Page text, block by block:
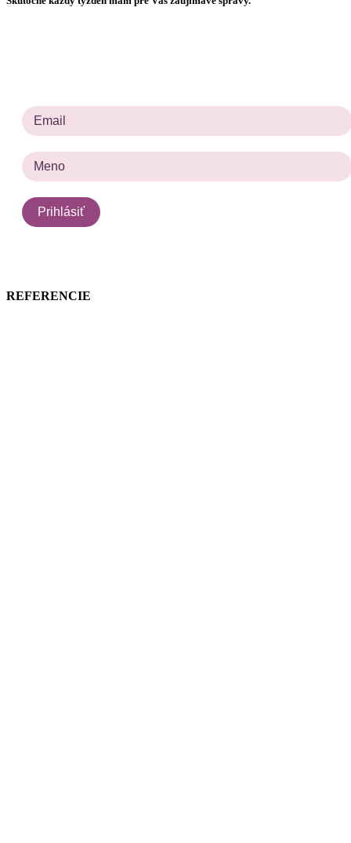
REFERENCIE